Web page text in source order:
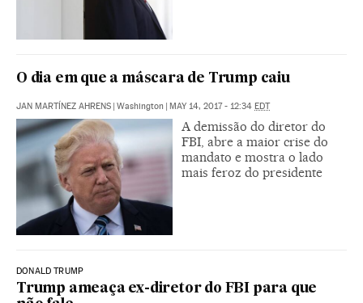
O dia em que a máscara de Trump caiu
JAN MARTÍNEZ AHRENS | Washington | MAY 14, 2017 - 12:34 EDT
A demissão do diretor do
FBI, abre a maior crise do
mandato e mostra o lado
mais feroz do presidente
DONALD TRUMP
Trump ameaça ex-diretor do FBI para que